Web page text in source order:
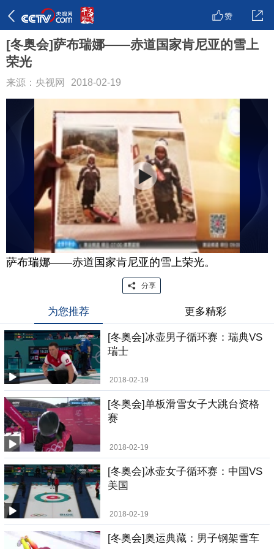
赞
[冬奥会]萨布瑞娜——赤道国家肯尼亚的雪上
荣光
来源：央视网 2018-02-19
萨布瑞娜——赤道国家肯尼亚的雪上荣光。
分享
为您推荐 更多精彩
[冬奥会]冰壶男子循环赛：瑞典VS
瑞士
2018-02-19
[冬奥会]单板滑雪女子大跳台资格
赛
2018-02-19
[冬奥会]冰壶女子循环赛：中国VS
美国
2018-02-19
[冬奥会]奥运典藏：男子钢架雪车